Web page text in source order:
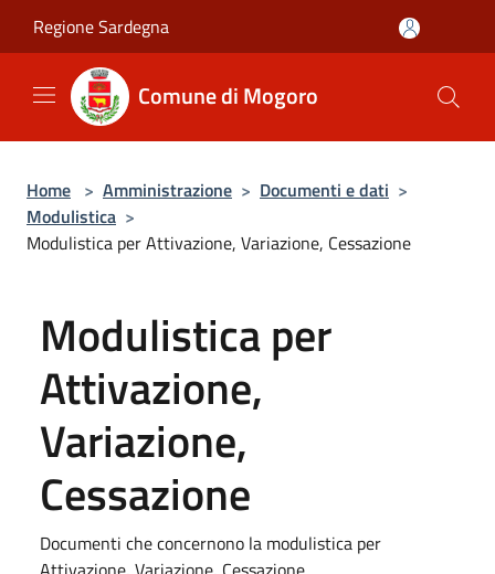
Regione Sardegna
Comune di Mogoro
Home > Amministrazione > Documenti e dati >
Modulistica >
Modulistica per Attivazione, Variazione, Cessazione
Modulistica per
Attivazione,
Variazione,
Cessazione
Documenti che concernono la modulistica per